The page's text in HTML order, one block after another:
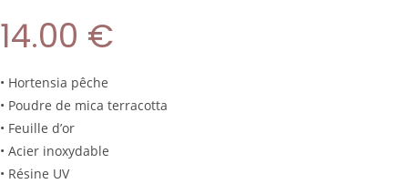
14.00 €
• Hortensia pêche
• Poudre de mica terracotta
• Feuille d’or
• Acier inoxydable
• Résine UV